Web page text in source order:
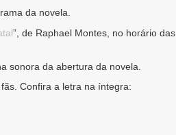
da novela.
”, de Raphael Montes, no horário das
sonora da abertura da novela.
Confira a letra na íntegra: